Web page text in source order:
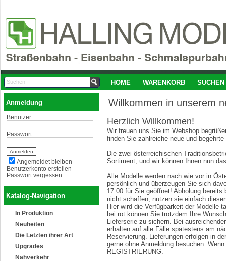
HOME WARENKORB SUCHEN
Anmeldung
Benutzer:
Passwort:
Angemeldet bleiben
Benutzerkonto erstellen
Passwort vergessen
Katalog-Navigation
In Produktion
Neuheiten
Die Letzten ihrer Art
Upgrades
Nahverkehr
Willkommen in unserem
Herzlich Willkommen!
Wir freuen uns Sie im Webshop
finden Sie zahlreiche neue und
Die zwei österreichischen
Sortiment, und wir können Ihnen nun
Alle Modelle werden nach wie vor in
persönlich und überzeugen Sie sich
17:00 für Sie geöffnet! Abholung
nicht schaffen, nutzen sie einfach
Hier wird die Verfügbarkeit der Modelle
bei rot können Sie trotzdem Ihre
Lieferserie zu sichern. Bei
erhalten auf alle Fälle spätestens am
Reservierung. Lieferungen erfolgen in
gerne ohne Anmeldung besuchen.
REGISTRIERUNG.